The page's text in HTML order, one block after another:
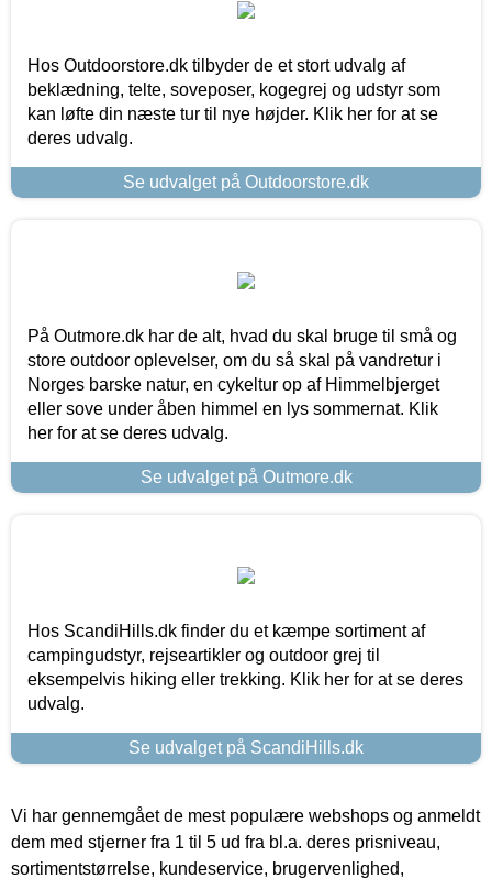
Hos Outdoorstore.dk tilbyder de et stort udvalg af
beklædning, telte, soveposer, kogegrej og udstyr som
kan løfte din næste tur til nye højder. Klik her for at se
deres udvalg.
Se udvalget på Outdoorstore.dk
På Outmore.dk har de alt, hvad du skal bruge til små og
store outdoor oplevelser, om du så skal på vandretur i
Norges barske natur, en cykeltur op af Himmelbjerget
eller sove under åben himmel en lys sommernat. Klik
her for at se deres udvalg.
Se udvalget på Outmore.dk
Hos ScandiHills.dk finder du et kæmpe sortiment af
campingudstyr, rejseartikler og outdoor grej til
eksempelvis hiking eller trekking. Klik her for at se deres
udvalg.
Se udvalget på ScandiHills.dk
Vi har gennemgået de mest populære webshops og anmeldt
dem med stjerner fra 1 til 5 ud fra bl.a. deres prisniveau,
sortimentstørrelse, kundeservice, brugervenlighed,